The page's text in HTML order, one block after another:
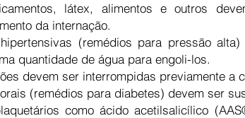
látex, alimentos e outros
da internação.
(remédios para pressão
quantidade de água para engoli-los.
devem ser interrompidas previamente a
(remédios para diabetes) devem ser
como ácido acetilsalicílico